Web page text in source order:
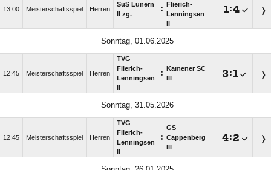
13:00 Meisterschaftsspiel Herren
SuS Lünern
II zg.
:
Flierich-
Lenningsen
:
Sonntag, 01.06.2025
12:45 Meisterschaftsspiel Herren
TVG
Flierich-
Lenningsen
:
Kamener SC
:
Sonntag, 31.05.2026
12:45 Meisterschaftsspiel Herren
TVG
Flierich-
Lenningsen
:
GS
Cappenberg
: